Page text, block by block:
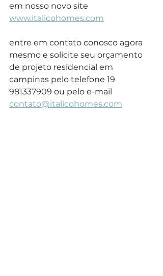
em nosso novo site
www.italicohomes.com
entre em contato conosco agora
mesmo e solicite seu orçamento
de projeto residencial em
campinas pelo telefone 19
981337909 ou pelo e-mail
contato@italicohomes.com